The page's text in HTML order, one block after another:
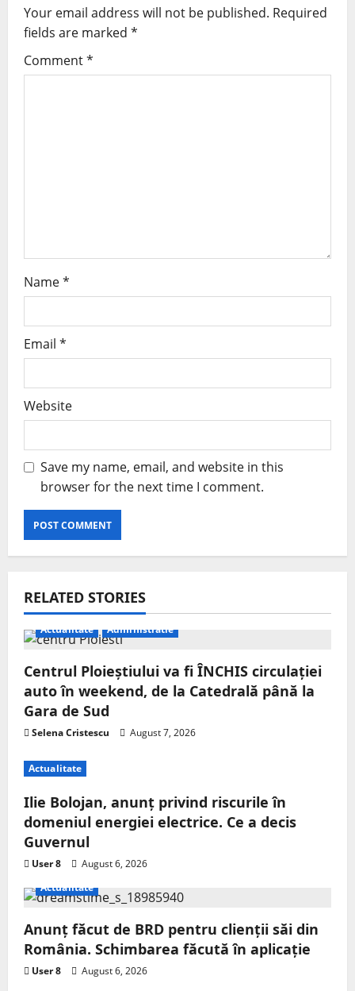
Your email address will not be published. Required
fields are marked *
Comment*
Name*
Email *
Website
Save my name, email, and website in this
browser for the next time I comment.
RELATED STORIES
Actualitate Administratie
Centrul Ploieștiului va fi ÎNCHIS circulației
auto în weekend, de la Catedrală până la
Gara de Sud
Selena Cristescu August 7, 2026
Actualitate
Ilie Bolojan, anunț privind riscurile în
domeniul energiei electrice. Ce a decis
Guvernul
User 8
August 6, 2026
Actualitate
Anunț făcut de BRD pentru clienții săi din
România. Schimbarea făcută în aplicație
User 8 August 6, 2026